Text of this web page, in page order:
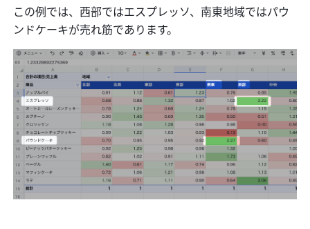
この例では、西部ではエスプレッソ、南東地域ではパウ
ンドケーキが売れ筋であります。